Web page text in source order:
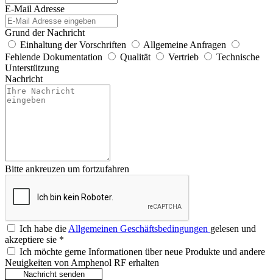
E-Mail Adresse
Grund der Nachricht
Einhaltung der Vorschriften
Allgemeine Anfragen
Fehlende Dokumentation
Qualität Vertrieb
Technische
Unterstützung
Nachricht
Bitte ankreuzen um fortzufahren
Ich habe dieAllgemeinen Geschäftsbedingungen gelesen und
akzeptiere sie *
Ich möchte gerne Informationen über neue Produkte und andere
Neuigkeiten von Amphenol RF erhalten